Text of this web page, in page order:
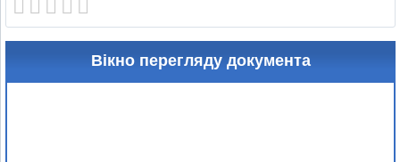
Вікно перегляду документа